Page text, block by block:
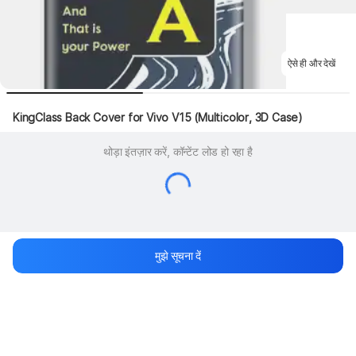
ऐसे ही और देखें
KingClass Back Cover for Vivo V15 (Multicolor, 3D Case)
थोड़ा इंतज़ार करें, कॉन्टेंट लोड हो रहा है
मुझे सूचना दें